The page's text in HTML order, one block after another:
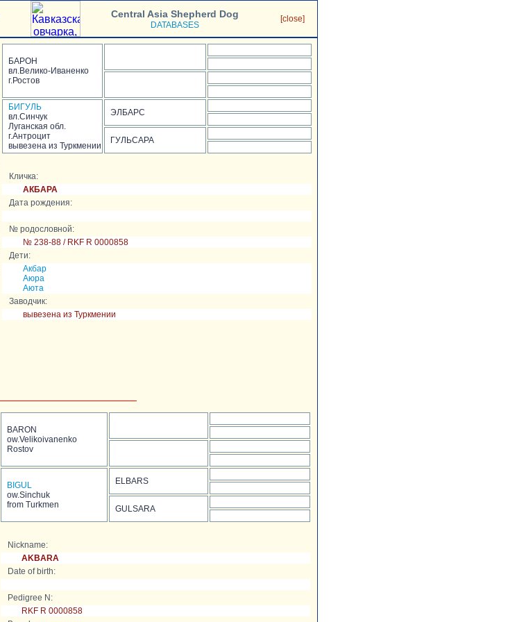
Central Asia Shepherd Dog
DATABASES
[close]
БАРОН
вл.Велико-Иваненко
г.Ростов
БИГУЛЬ
вл.Синчук
Луганская обл.
г.Антроцит
вывезена из Туркмении
ЭЛБАРС
ГУЛЬСАРА
Кличка:
АКБАРА
Дата рождения:
№ родословной:
№ 238-88 / RKF R 0000858
Дети:
Акбар
Аюра
Аюта
Заводчик:
вывезена из Туркмении
BARON
ow.Velikoivanenko
Rostov
BIGUL
ow.Sinchuk
from Turkmen
ELBARS
GULSARA
Nickname:
AKBARA
Date of birth:
Pedigree N:
RKF R 0000858